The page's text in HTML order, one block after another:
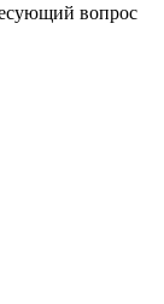
вопрос